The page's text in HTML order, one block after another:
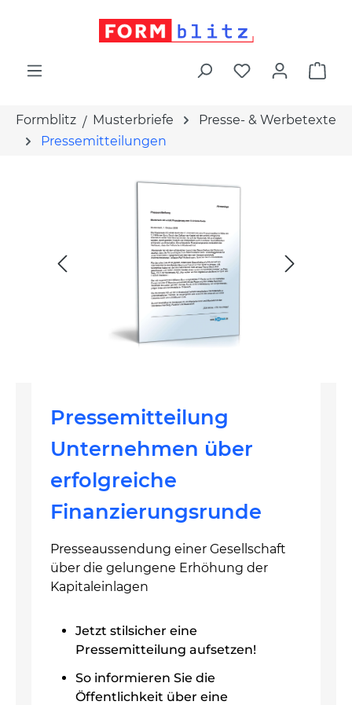
Formblitz Musterbriefe
Presse- & Werbetexte
Pressemitteilungen
Pressemitteilung
Unternehmen über
erfolgreiche
Finanzierungsrunde
Presseaussendung einer Gesellschaft
über die gelungene Erhöhung der
Kapitaleinlagen
Jetzt stilsicher eine
Pressemitteilung aufsetzen!
So informieren Sie die
Öffentlichkeit über eine